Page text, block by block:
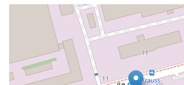
обеспечивают максимальную
быстрое время цикла сушки. Это
самыми быстрыми большими
Свяжитесь с нами сегодня Asset-Tradeк
Maffei Найдите термопластавтомат,
снизить производственные затраты.
Geolocation